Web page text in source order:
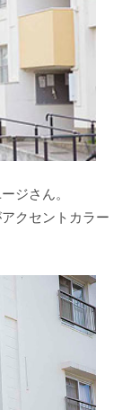
ジさん。
クセントカラー